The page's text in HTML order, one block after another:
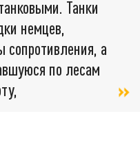
Танки
немцев,
сопротивления, а
по лесам